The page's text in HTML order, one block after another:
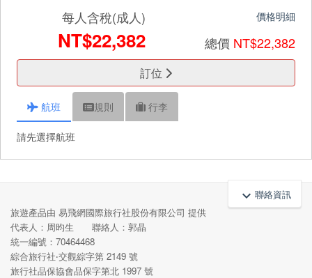
每人含稅(成人)
NT$22,382
價格明細
總價 NT$22,382
訂位
航班 規則 行李
請先選擇航班
keyboard_arrow_up 聯絡資訊
旅遊產品由 易飛網國際旅行社股份有限公司 提供
代表人：周昀生 聯絡人：郭晶
統一編號：70464468
綜合旅行社‧交觀綜字第 2149 號
旅行社品保協會品保字第北 1997 號